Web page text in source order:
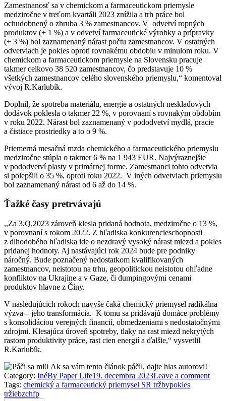
Zamestnanosť sa v chemickom a farmaceutickom priemysle
medziročne v treťom kvartáli 2023 znížila a trh práce bol
ochudobnený o zhruba 3 % zamestnancov. V odvetví ropných
produktov (+ 1 %) a v odvetví farmaceutické výrobky a prípravky
(+ 3 %) bol zaznamenaný nárast počtu zamestnancov. V ostatných
odvetviach je pokles oproti rovnakému obdobiu v minulom roku. V
chemickom a farmaceutickom priemysle na Slovensku pracuje
takmer celkovo 38 520 zamestnancov, čo predstavuje 10 %
všetkých zamestnancov celého slovenského priemyslu,“ komentoval
vývoj R.Karlubík.
Doplnil, že spotreba materiálu, energie a ostatných neskladových
dodávok poklesla o takmer 22 %, v porovnaní s rovnakým obdobím
v roku 2022. Nárast bol zaznamenaný v pododvetví mydlá, pracie
a čistiace prostriedky a to o 9 %.
Priemerná mesačná mzda chemického a farmaceutického priemyslu
medziročne stúpla o takmer 6 % na 1 943 EUR. Najvýraznejšie
v pododvetví plasty v primárnej forme. Zamestnanci tohto odvetvia
si polepšili o 35 %, oproti roku 2022. V iných odvetviach priemyslu
bol zaznamenaný nárast od 6 až do 14 %.
Ťažké časy pretrvávajú
,,Za 3.Q.2023 zároveň klesla pridaná hodnota, medziročne o 13 %,
v porovnaní s rokom 2022. Z hľadiska konkurencieschopnosti
z dlhodobého hľadiska ide o nezdravý vysoký nárast miezd a pokles
pridanej hodnoty. Aj nastávajúci rok 2024 bude pre podniky
náročný. Bude poznačený nedostatkom kvalifikovaných
zamestnancov, neistotou na trhu, geopolitickou neistotou ohľadne
konfliktov na Ukrajine a v Gaze, či dumpingovými cenami
produktov hlavne z Číny.
V nasledujúcich rokoch navyše čaká chemický priemysel radikálna
výzva – jeho transformácia. K tomu sa pridávajú domáce problémy
s konsolidáciou verejných financií, obmedzeniami s nedostatočnými
zdrojmi. Klesajúca úroveň spotreby, tlaky na rast miezd nekrytých
rastom produktivity práce, rast cien energií a ďalšie,“ vysvetlil
R.Karlubík.
0 Ak sa vám tento článok páčil, dajte hlas autorovi!
Category: InéBy Paper Life19. decembra 2023Leave a comment
Tags: chemický a farmaceutický priemysel SR tržbypokles
tržiebzchfp